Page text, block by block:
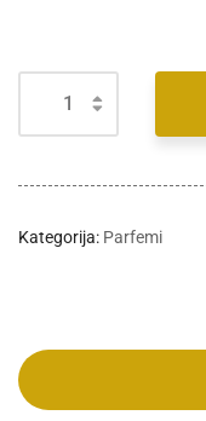
Kategorija: Parfemi